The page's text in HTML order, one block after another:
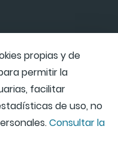
propias y de
permitir la
facilitar
de uso, no
Consultar la